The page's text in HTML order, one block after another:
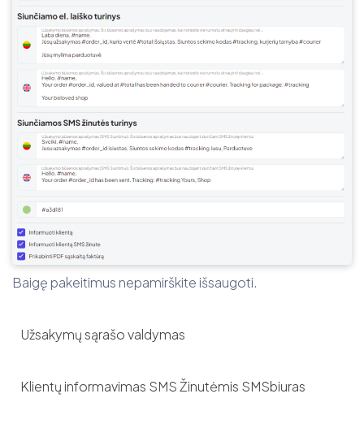
Baigę pakeitimus nepamirškite išsaugoti.
Užsakymų sąrašo valdymas
Klientų informavimas SMS Žinutėmis SMSbiuras